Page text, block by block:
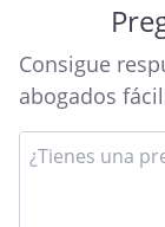
Consigue
abogados